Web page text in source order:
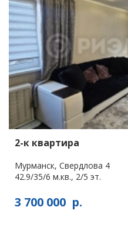
2-к квартира
Мурманск, Свердлова 4
42.9/35/6 м.кв., 2/5 эт.
3 700 000 р.